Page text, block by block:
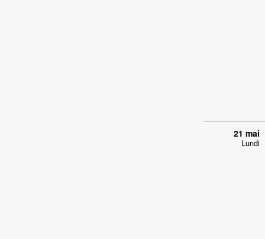
21 mai
Lundi